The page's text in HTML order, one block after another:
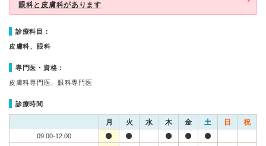
眼科と皮膚科があります
診療科目：
皮膚科、眼科
専門医・資格：
皮膚科専門医、眼科専門医
診療時間
月 火 水 木 金 土 日 祝
09:00-12:00